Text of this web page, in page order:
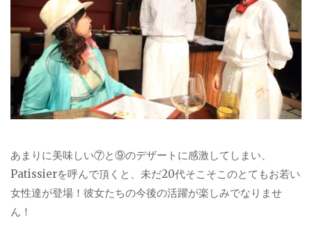
あまりに美味しい⑦と⑨のデザートに感激してしまい、
Patissierを呼んで頂くと、未だ20代そこそこのとてもお若い
女性達が登場！彼女たちの今後の活躍が楽しみでなりませ
ん！